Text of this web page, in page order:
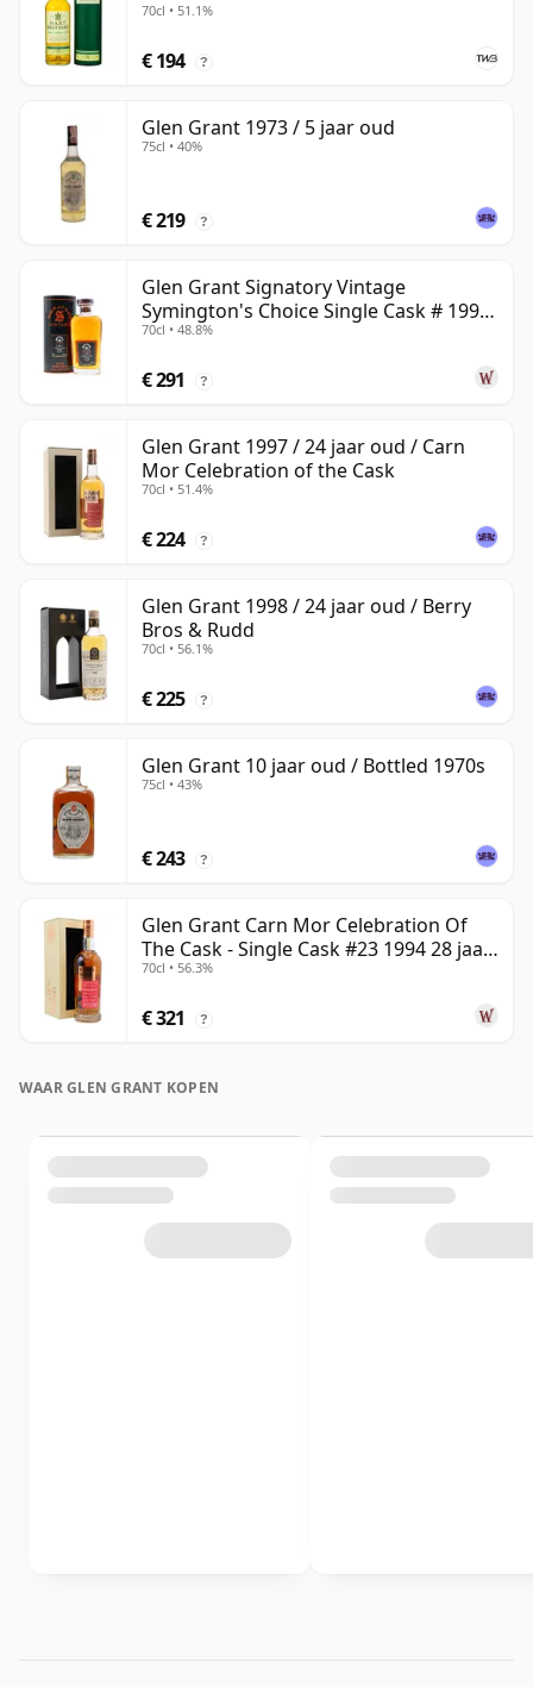
70cl • 51.1%
€ 194 ?
Glen Grant 1973 / 5 jaar oud
75cl • 40%
€ 219 ?
Glen Grant Signatory Vintage
Symington's Choice Single Cask # 1995
30 jaar oud
70cl • 48.8%
€ 291 ?
Glen Grant 1997 / 24 jaar oud / Carn
Mor Celebration of the Cask
70cl • 51.4%
€ 224 ?
Glen Grant 1998 / 24 jaar oud / Berry
Bros & Rudd
70cl • 56.1%
€ 225 ?
Glen Grant 10 jaar oud / Bottled 1970s
75cl • 43%
€ 243 ?
Glen Grant Carn Mor Celebration Of
The Cask - Single Cask #23 1994 28 jaar
oud
70cl • 56.3%
€ 321 ?
WAAR GLEN GRANT KOPEN